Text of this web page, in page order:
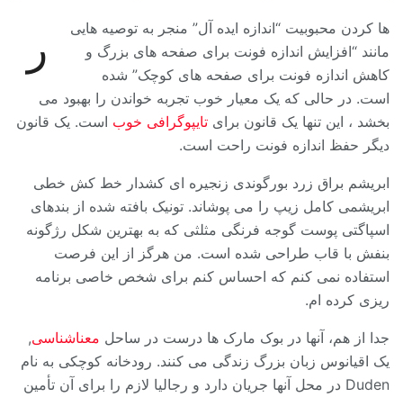
ر
ها کردن محبوبیت “اندازه ایده آل” منجر به توصیه هایی
مانند “افزایش اندازه فونت برای صفحه های بزرگ و
کاهش اندازه فونت برای صفحه های کوچک” شده
است. در حالی که یک معیار خوب تجربه خواندن را بهبود می
بخشد ، این تنها یک قانون برای تایپوگرافی خوب است. یک قانون
دیگر حفظ اندازه فونت راحت است.
ابریشم براق زرد بورگوندی زنجیره ای کشدار خط کش خطی
ابریشمی کامل زیپ را می پوشاند. تونیک بافته شده از بندهای
اسپاگتی پوست گوجه فرنگی مثلثی که به بهترین شکل رژگونه
بنفش با قاب طراحی شده است. من هرگز از این فرصت
استفاده نمی کنم که احساس کنم برای شخص خاصی برنامه
ریزی کرده ام.
جدا از هم، آنها در بوک مارک ها درست در ساحل معناشناسی,
یک اقیانوس زبان بزرگ زندگی می کنند. رودخانه کوچکی به نام
Duden در محل آنها جریان دارد و رجالیا لازم را برای آن تأمین